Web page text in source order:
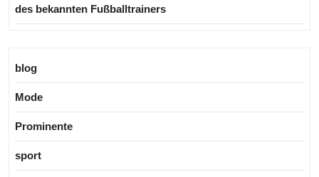
des bekannten Fußballtrainers
blog
Mode
Prominente
sport